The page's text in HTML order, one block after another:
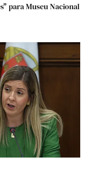
para Museu Nacional